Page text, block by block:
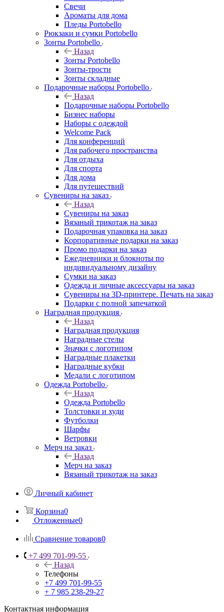
Свечи
Ароматы для дома
Пледы Portobello
Рюкзаки и сумки Portobello
Зонты Portobello
Назад
Зонты Portobello
Зонты-трости
Зонты складные
Подарочные наборы Portobello
Назад
Подарочные наборы Portobello
Бизнес наборы
Наборы с одеждой
Welcome Pack
Для конференций
Для рабочего пространства
Для отдыха
Для спорта
Для дома
Для путешествий
Сувениры на заказ
Назад
Сувениры на заказ
Вязаный трикотаж на заказ
Подарочная упаковка на заказ
Корпоративные подарки на заказ
Промо подарки на заказ
Ежедневники и блокноты по
индивидуальному дизайну
Сумки на заказ
Одежда и личные аксессуары на заказ
Сувениры на 3D-принтере. Печать на заказ
Подарки с полной запечаткой
Наградная продукция
Назад
Наградная продукция
Наградные стелы
Значки с логотипом
Наградные плакетки
Наградные кубки
Медали с логотипом
Одежда Portobello
Назад
Одежда Portobello
Толстовки и худи
Футболки
Шарфы
Ветровки
Мерч на заказ
Назад
Мерч на заказ
Вязаный трикотаж на заказ
Личный кабинет
Корзина0
Отложенные0
Сравнение товаров0
+7 499 701-99-55
Назад
Телефоны
+7 499 701-99-55
+ 7 985 238-29-27
Контактная информация